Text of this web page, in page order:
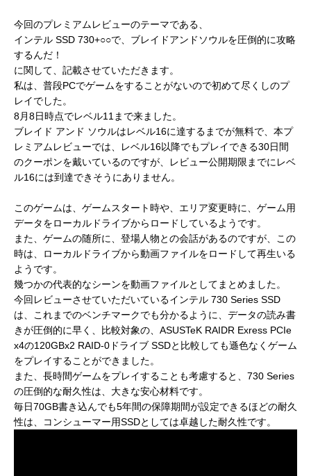
今回のプレミアムレビューのテーマである、
インテル SSD 730+○○で、ブレイドアンドソウルを圧倒的に攻略
するんだ！
に関して、記載させていただきます。
私は、普段PCでゲームをすることがないので初めて尽くしのプ
レイでした。
8月8日時点でレベル11まで来ました。
ブレイド アンド ソウルはレベル16に達するまでが無料で、本プ
レミアムレビューでは、レベル16以降でもプレイできる30日間
のクーポンを戴いているのですが、レビュー公開期限までにレベ
ル16には到達できそうにありません。
このゲームは、ゲームスタート時や、エリア変更時に、ゲーム用
データをローカルドライブからロードしているようです。
また、ゲームの随所に、登場人物との会話があるのですが、この
時は、ローカルドライブから動画ファイルをロードして再生いる
ようです。
幾つかの代表的なシーンを動画ファイルとしてまとめました。
今回レビューさせていただいているインテル 730 Series SSD
は、これまでのベンチマークでも分かるように、データの読み書
きが圧倒的に早く、比較対象の、ASUSTeK RAIDR Exress PCIe
x4の120GBx2 RAID-0ドライブ SSDと比較しても遜色なくゲーム
をプレイすることができました。
また、長時間ゲームをプレイすることも考慮すると、730 Series
の圧倒的な耐久性は、大きな安心材料です。
毎日70GB書き込んでも5年間の保障期間が設定できるほどの耐久
性は、コンシューマー用SSDとしては卓越した耐久性です。